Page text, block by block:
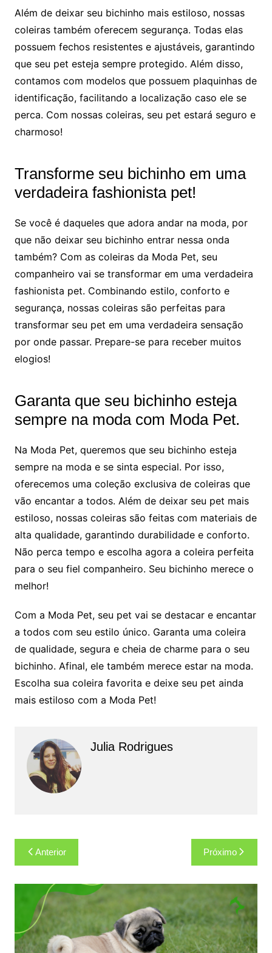
Além de deixar seu bichinho mais estiloso, nossas
coleiras também oferecem segurança. Todas elas
possuem fechos resistentes e ajustáveis, garantindo
que seu pet esteja sempre protegido. Além disso,
contamos com modelos que possuem plaquinhas de
identificação, facilitando a localização caso ele se
perca. Com nossas coleiras, seu pet estará seguro e
charmoso!
Transforme seu bichinho em uma
verdadeira fashionista pet!
Se você é daqueles que adora andar na moda, por
que não deixar seu bichinho entrar nessa onda
também? Com as coleiras da Moda Pet, seu
companheiro vai se transformar em uma verdadeira
fashionista pet. Combinando estilo, conforto e
segurança, nossas coleiras são perfeitas para
transformar seu pet em uma verdadeira sensação
por onde passar. Prepare-se para receber muitos
elogios!
Garanta que seu bichinho esteja
sempre na moda com Moda Pet.
Na Moda Pet, queremos que seu bichinho esteja
sempre na moda e se sinta especial. Por isso,
oferecemos uma coleção exclusiva de coleiras que
vão encantar a todos. Além de deixar seu pet mais
estiloso, nossas coleiras são feitas com materiais de
alta qualidade, garantindo durabilidade e conforto.
Não perca tempo e escolha agora a coleira perfeita
para o seu fiel companheiro. Seu bichinho merece o
melhor!
Com a Moda Pet, seu pet vai se destacar e encantar
a todos com seu estilo único. Garanta uma coleira
de qualidade, segura e cheia de charme para o seu
bichinho. Afinal, ele também merece estar na moda.
Escolha sua coleira favorita e deixe seu pet ainda
mais estiloso com a Moda Pet!
Julia Rodrigues
Navegação
de
Post
Anterior Próximo